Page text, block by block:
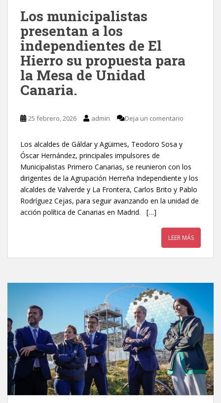
Los municipalistas
presentan a los
independientes de El
Hierro su propuesta para
la Mesa de Unidad
Canaria.
25 febrero, 2026 admin Deja un comentario
Los alcaldes de Gáldar y Agüimes, Teodoro Sosa y
Óscar Hernández, principales impulsores de
Municipalistas Primero Canarias, se reunieron con los
dirigentes de la Agrupación Herreña Independiente y los
alcaldes de Valverde y La Frontera, Carlos Brito y Pablo
Rodríguez Cejas, para seguir avanzando en la unidad de
acción política de Canarias en Madrid. […]
LEER MÁS